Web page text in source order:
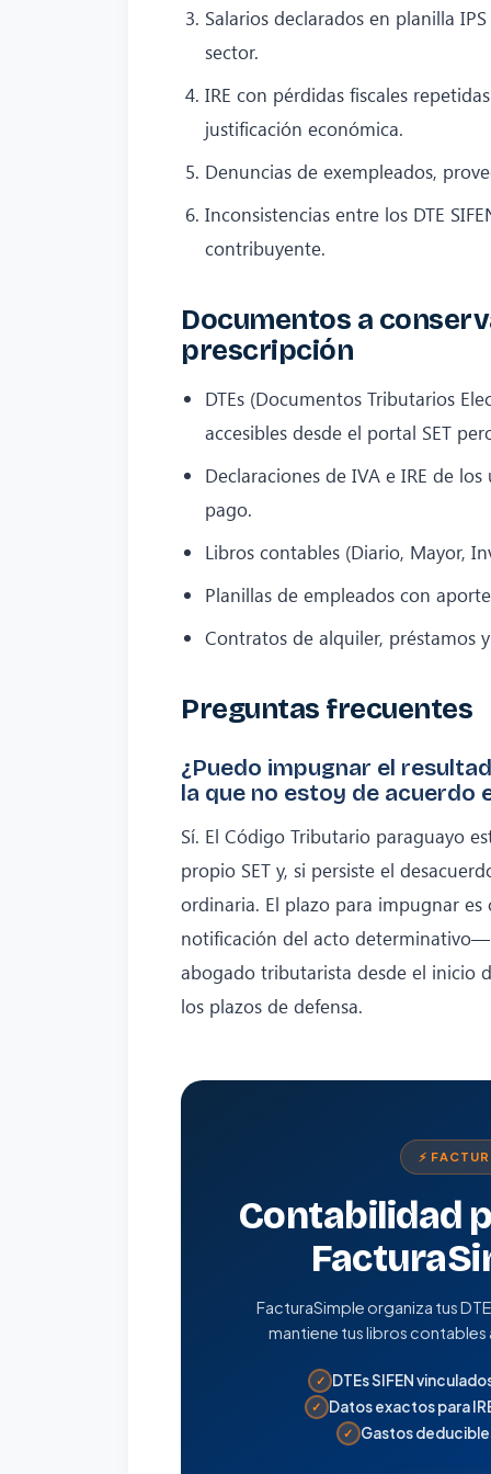
Salarios declarados en planilla
sector.
IRE con pérdidas fiscales
justificación económica.
Denuncias de exempleados,
Inconsistencias entre los DTE
contribuyente.
Documentos a
prescripción
DTEs (Documentos Tributarios
accesibles desde el portal SET
Declaraciones de IVA e IRE de
pago.
Libros contables (Diario, Mayor,
Planillas de empleados con
Contratos de alquiler, préstamos
Preguntas frecuentes
¿Puedo impugnar el
la que no estoy de acuerdo
Sí. El Código Tributario paraguayo
propio SET y, si persiste el
ordinaria. El plazo para impugnar
notificación del acto
abogado tributarista desde el inicio
los plazos de defensa.
⚡
Contabilidad
FacturaSimple organiza tus
mantiene tus libros contables
✓ DTEs SIFEN
✓ Datos exactos para
✓ Gastos